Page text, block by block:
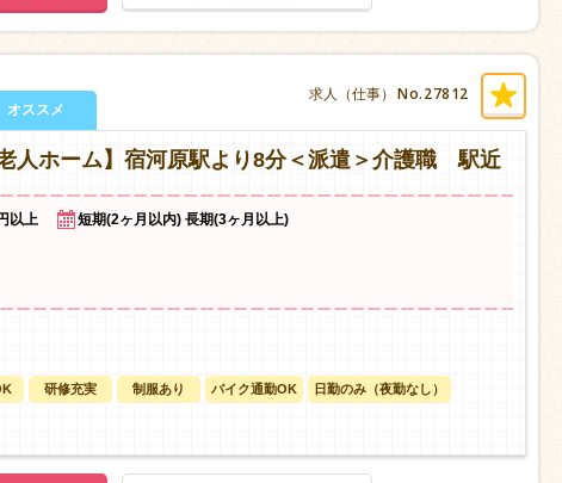
求人（仕事） No.27812
オススメ
人ホーム】宿河原駅より8分＜派遣＞介護職 駅近
以上
短期(2ヶ月以内) 長期(3ヶ月以上)
研修充実 制服あり バイク通勤OK 日勤のみ（夜勤なし）